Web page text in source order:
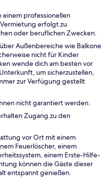
einem professionellen
erfolgt zu
oder beruflichen Zwecken.
Außenbereiche wie Balkone
nicht für Kinder
wende dich am besten vor
um sicherzustellen,
zur Verfügung gestellt
nicht garantiert werden.
Zugang zu den
vor Ort mit einem
Feuerlöscher, einem
einem Erste-Hilfe-
können die Gäste dieser
entspannt genießen.